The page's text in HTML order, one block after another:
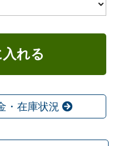
れる
・在庫状況